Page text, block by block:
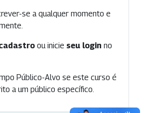
se a qualquer momento e
ou inicie seu login no
Público-Alvo se este curso é
a um público específico.